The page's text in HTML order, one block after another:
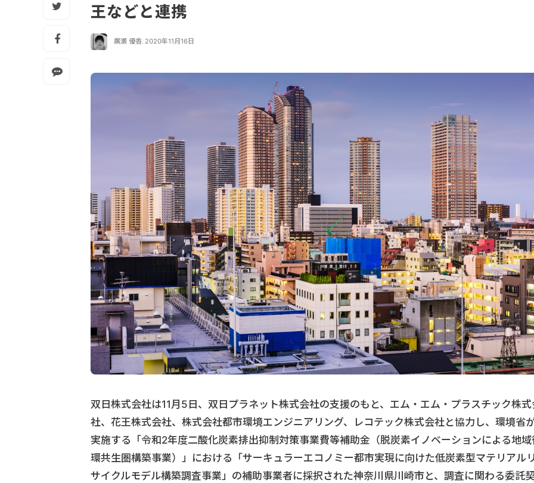
王などと連携
廣瀬 優香, 2020年11月16日
双日株式会社は11月5日、双日プラネット株式会社の支援のもと、エム・エム・プラスチック株式
社、花王株式会社、株式会社都市環境エンジニアリング、レコテック株式会社と協力し、環境省
実施する「令和2年度二酸化炭素排出抑制対策事業費等補助金（脱炭素イノベーションによる地域
環共生圏構築事業）」における「サーキュラーエコノミー都市実現に向けた低炭素型マテリアル
サイクルモデル構築調査事業」の補助事業者に採択された神奈川県川崎市と、調査に関わる委託